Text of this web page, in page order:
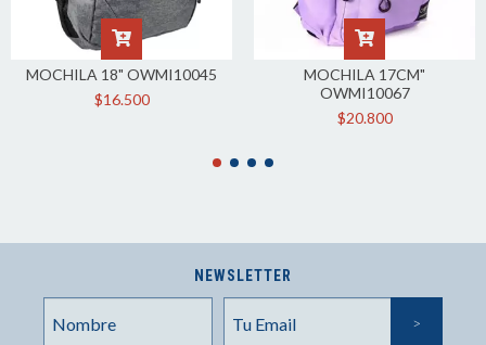
MOCHILA 18" OWMI10045
$16.500
MOCHILA 17CM"
OWMI10067
$20.800
NEWSLETTER